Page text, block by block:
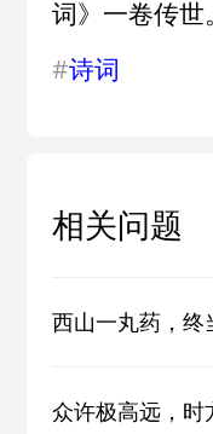
词》一卷传世。
#诗词
相关问题
西山一丸药，终
众许极高远，时